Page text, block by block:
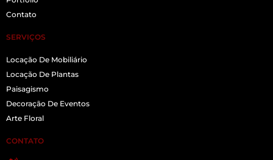
Contato
SERVIÇOS
Locação De Mobiliário
Locação De Plantas
Paisagismo
Decoração De Eventos
Arte Floral
CONTATO